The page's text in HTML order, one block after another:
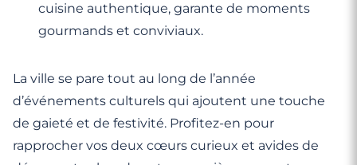
cuisine authentique, garante de moments
gourmands et conviviaux.
La ville se pare tout au long de l’année
d’événements culturels qui ajoutent une touche
de gaieté et de festivité. Profitez-en pour
rapprocher vos deux cœurs curieux et avides de